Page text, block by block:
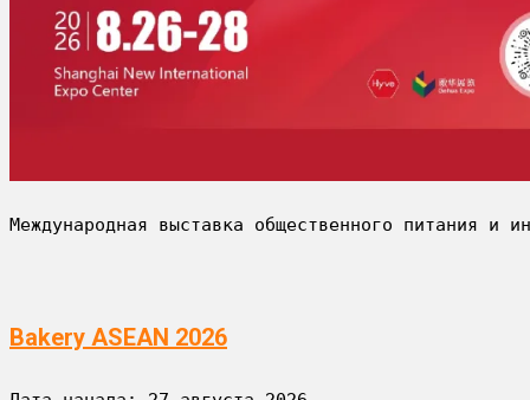
Международная выставка общественного питания и
Bakery ASEAN 2026